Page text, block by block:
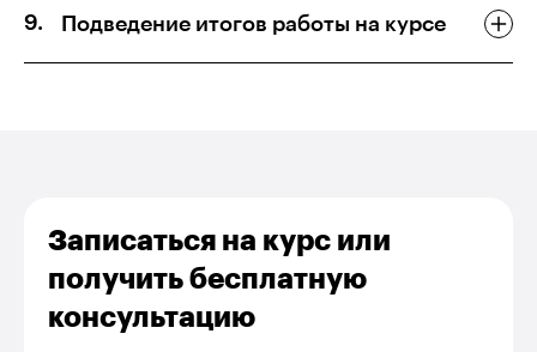
Подведение итогов работы на курсе
Записаться на курс или
получить бесплатную
консультацию